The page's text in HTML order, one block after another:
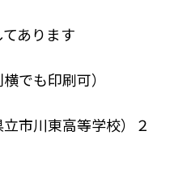
あります
でも印刷可）
市川東高等学校）２